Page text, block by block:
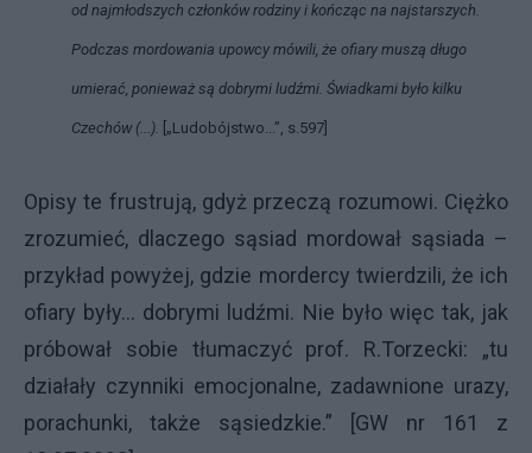
od najmłodszych członków rodziny i kończąc na najstarszych.
Podczas mordowania upowcy mówili, że ofiary muszą długo
umierać, ponieważ są dobrymi ludźmi. Świadkami było kilku
Czechów (...). [„Ludobójstwo...”, s.597]
Opisy te frustrują, gdyż przeczą rozumowi. Ciężko
zrozumieć, dlaczego sąsiad mordował sąsiada –
przykład powyżej, gdzie mordercy twierdzili, że ich
ofiary były... dobrymi ludźmi. Nie było więc tak, jak
próbował sobie tłumaczyć prof. R.Torzecki: „tu
działały czynniki emocjonalne, zadawnione urazy,
porachunki, także sąsiedzkie.” [GW nr 161 z